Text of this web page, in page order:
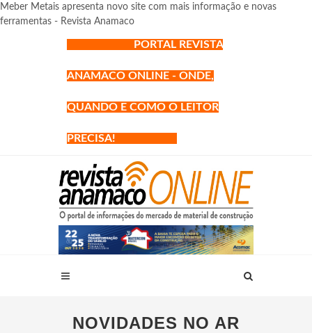
Meber Metais apresenta novo site com mais informação e novas
ferramentas - Revista Anamaco
PORTAL REVISTA
ANAMACO ONLINE - ONDE,
QUANDO E COMO O LEITOR
PRECISA!
NOVIDADES NO AR